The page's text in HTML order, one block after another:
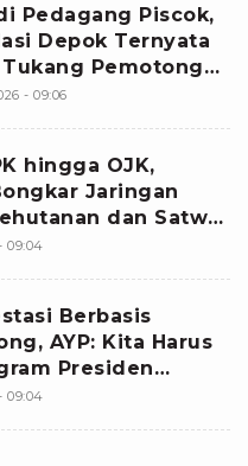
Pedagang Piscok,
Depok Ternyata
Pemotong
- 09:06
hingga OJK,
Jaringan
dan Satwa
09:04
Berbasis
AYP: Kita Harus
Presiden
Kemiskinan
09:04